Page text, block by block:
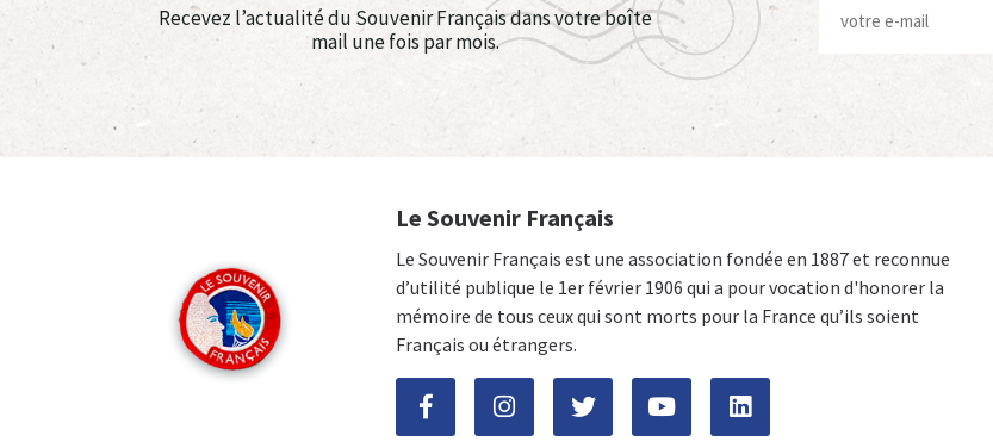
Recevez l’actualité du Souvenir Français dans votre boîte
mail une fois par mois.
Le Souvenir Français
Le Souvenir Français est une association fondée en 1887 et reconnue
d’utilité publique le 1er février 1906 qui a pour vocation d'honorer la
mémoire de tous ceux qui sont morts pour la France qu’ils soient
Français ou étrangers.